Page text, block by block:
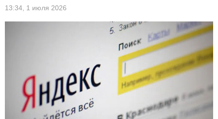
13:34, 1 июля 2026